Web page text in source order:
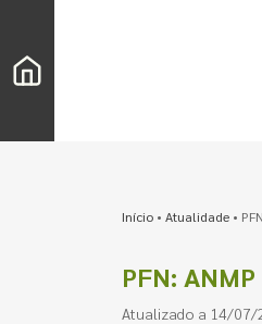
Início• Atualidade•
PFN:
Atualizado a 14/07/